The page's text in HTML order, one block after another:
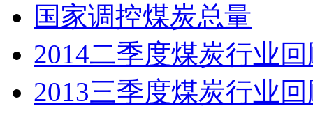
国家调控煤炭总量
2014二季度煤炭行业
2013三季度煤炭行业